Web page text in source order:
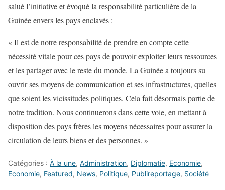
salué l’initiative et évoqué la responsabilité particulière de la
Guinée envers les pays enclavés :
« Il est de notre responsabilité de prendre en compte cette
nécessité vitale pour ces pays de pouvoir exploiter leurs ressources
et les partager avec le reste du monde. La Guinée a toujours su
ouvrir ses moyens de communication et ses infrastructures, quelles
que soient les vicissitudes politiques. Cela fait désormais partie de
notre tradition. Nous continuerons dans cette voie, en mettant à
disposition des pays frères les moyens nécessaires pour assurer la
circulation de leurs biens et des personnes. »
Catégories : À la une, Administration, Diplomatie, Economie,
Economie, Featured, News, Politique, Publireportage, Société